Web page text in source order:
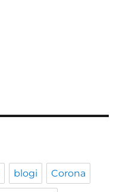
blogi Corona